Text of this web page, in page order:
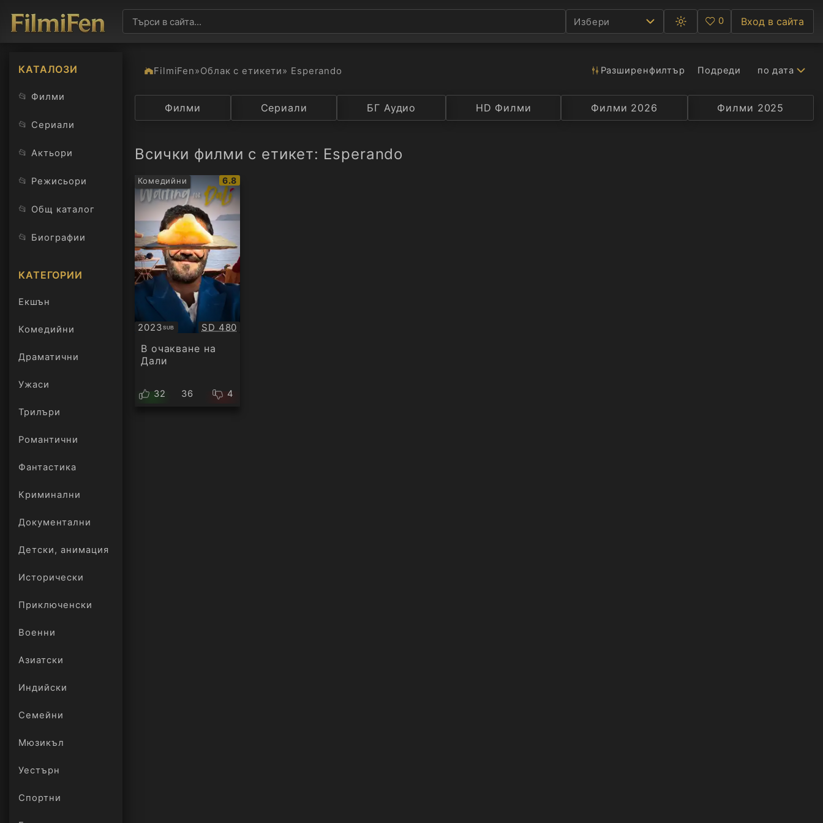
Избери
Превключване
между
светла
Любими
0 Вход в сайта
КАТАЛОЗИ
📂 Филми
📂 Сериали
📂 Актьори
📂 Режисьори
📂 Общ каталог
📂 Биографии
КАТЕГОРИИ
Екшън
Комедийни
Драматични
Ужаси
Трилъри
онлайн
Романтични
Фантастика
Криминални
Документални
Детски, анимация
Исторически
Приключенски
Военни
Азиатски
Индийски
Семейни
Мюзикъл
Уестърн
Спортни
FilmiFen»Облак с етикети» Esperando Разширенфилтър Подреди по дата
Категория Държава Рейтинг Селекция Превод Актьор
Филми Сериали БГ Аудио HD Филми Филми 2026 Филми 2025
Всички филми с етикет: Esperando
Комедийни
IMDb
рейтинг:
6.8
2023SUB
Субтитри Качество:
SD 480
В очакване на
Дали
32 36 4